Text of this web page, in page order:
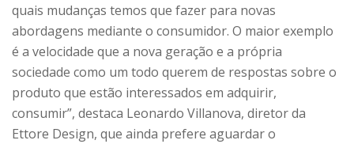
quais mudanças temos que fazer para novas
abordagens mediante o consumidor. O maior exemplo
é a velocidade que a nova geração e a própria
sociedade como um todo querem de respostas sobre o
produto que estão interessados em adquirir,
consumir”, destaca Leonardo Villanova, diretor da
Ettore Design, que ainda prefere aguardar o